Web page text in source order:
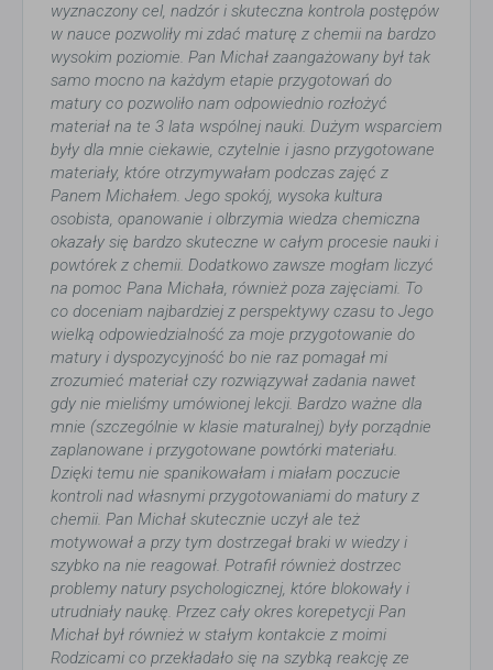
wyznaczony cel, nadzór i skuteczna kontrola postępów
w nauce pozwoliły mi zdać maturę z chemii na bardzo
wysokim poziomie. Pan Michał zaangażowany był tak
samo mocno na każdym etapie przygotowań do
matury co pozwoliło nam odpowiednio rozłożyć
materiał na te 3 lata wspólnej nauki. Dużym wsparciem
były dla mnie ciekawie, czytelnie i jasno przygotowane
materiały, które otrzymywałam podczas zajęć z
Panem Michałem. Jego spokój, wysoka kultura
osobista, opanowanie i olbrzymia wiedza chemiczna
okazały się bardzo skuteczne w całym procesie nauki i
powtórek z chemii. Dodatkowo zawsze mogłam liczyć
na pomoc Pana Michała, również poza zajęciami. To
co doceniam najbardziej z perspektywy czasu to Jego
wielką odpowiedzialność za moje przygotowanie do
matury i dyspozycyjność bo nie raz pomagał mi
zrozumieć materiał czy rozwiązywał zadania nawet
gdy nie mieliśmy umówionej lekcji. Bardzo ważne dla
mnie (szczególnie w klasie maturalnej) były porządnie
zaplanowane i przygotowane powtórki materiału.
Dzięki temu nie spanikowałam i miałam poczucie
kontroli nad własnymi przygotowaniami do matury z
chemii. Pan Michał skutecznie uczył ale też
motywował a przy tym dostrzegał braki w wiedzy i
szybko na nie reagował. Potrafił również dostrzec
problemy natury psychologicznej, które blokowały i
utrudniały naukę. Przez cały okres korepetycji Pan
Michał był również w stałym kontakcie z moimi
Rodzicami co przekładało się na szybką reakcję ze